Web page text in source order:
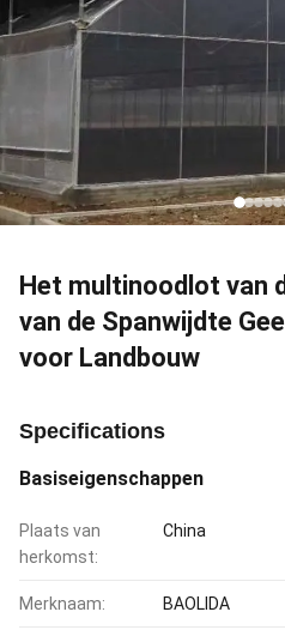
Het multinoodlot van
van de Spanwijdte
voor Landbouw
Specifications
Basiseigenschappen
Plaats van
herkomst:
China
Merknaam: BAOLIDA